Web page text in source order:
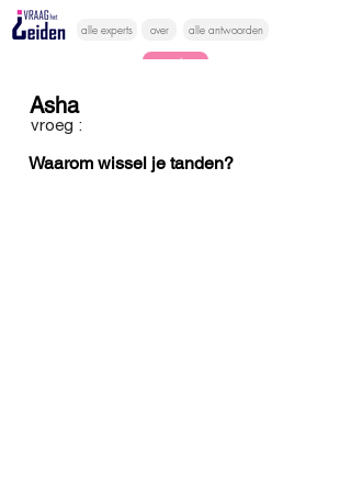
alle experts over alle antwoorden
vragen lessen
Asha
vroeg :
Waarom wissel je tanden?